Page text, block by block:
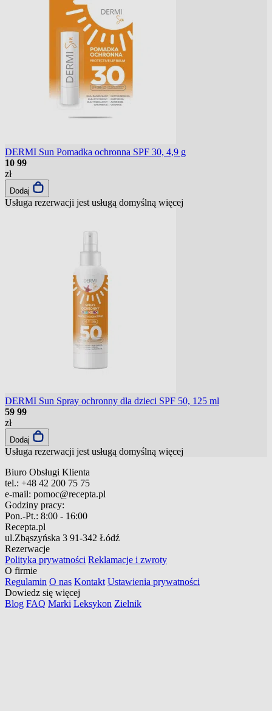
DERMI Sun Pomadka ochronna SPF 30, 4,9 g
10 99
zł
Dodaj
Usługa rezerwacji jest usługą domyślną więcej
DERMI Sun Spray ochronny dla dzieci SPF 50, 125 ml
59 99
zł
Dodaj
Usługa rezerwacji jest usługą domyślną więcej
Biuro Obsługi Klienta
tel.: +48 42 200 75 75
e-mail: pomoc@recepta.pl
Godziny pracy:
Pon.-Pt.: 8:00 - 16:00
Recepta.pl
ul.Zbąszyńska 3 91-342 Łódź
Rezerwacje
Polityka prywatności Reklamacje i zwroty
O firmie
Regulamin O nas Kontakt Ustawienia prywatności
Dowiedz się więcej
Blog FAQ Marki Leksykon Zielnik